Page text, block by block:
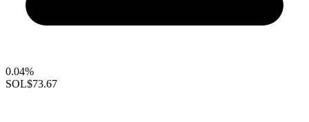
0.04%
SOL$73.67